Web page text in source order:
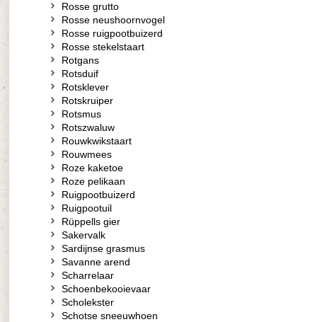
Rosse grutto
Rosse neushoornvogel
Rosse ruigpootbuizerd
Rosse stekelstaart
Rotgans
Rotsduif
Rotsklever
Rotskruiper
Rotsmus
Rotszwaluw
Rouwkwikstaart
Rouwmees
Roze kaketoe
Roze pelikaan
Ruigpootbuizerd
Ruigpootuil
Rüppells gier
Sakervalk
Sardijnse grasmus
Savanne arend
Scharrelaar
Schoenbekooievaar
Scholekster
Schotse sneeuwhoen